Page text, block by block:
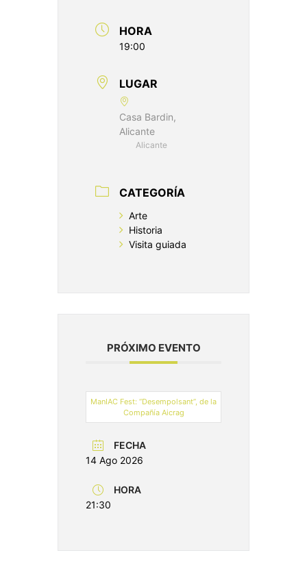
HORA
19:00
LUGAR
Casa Bardin,
Alicante
Alicante
CATEGORÍA
Arte
Historia
Visita guiada
PRÓXIMO EVENTO
ManIAC Fest: “Desempolsant”, de la
Compañía Aicrag
FECHA
14 Ago 2026
HORA
21:30